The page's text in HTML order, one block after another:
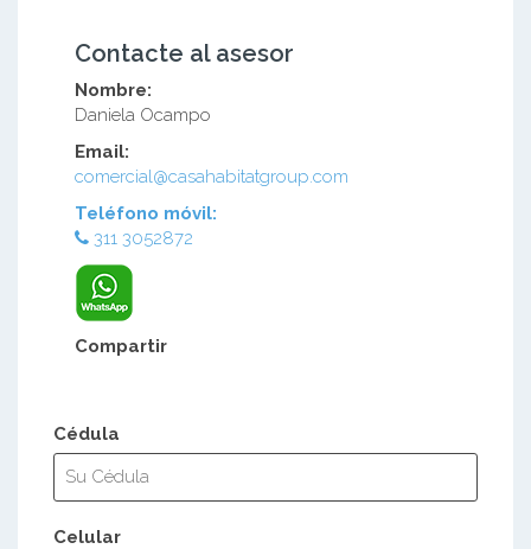
Contacte al asesor
Nombre:
Daniela Ocampo
Email:
comercial@casahabitatgroup.com
Teléfono móvil:
311 3052872
Compartir
Cédula
Celular